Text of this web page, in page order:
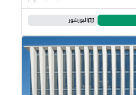
البورشور